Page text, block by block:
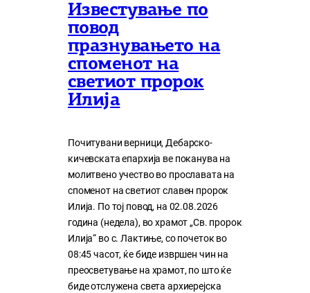
Известување по
повод
празнувањето на
споменот на
светиот пророк
Илија
Почитувани верници, Дебарско-
кичевската епархија ве поканува на
молитвено учество во прославата на
споменот на светиот славен пророк
Илија. По тој повод, на 02.08.2026
година (недела), во храмот „Св. пророк
Илија“ во с. Лактиње, со почеток во
08:45 часот, ќе биде извршен чин на
преосветување на храмот, по што ќе
биде отслужена света архиерејска